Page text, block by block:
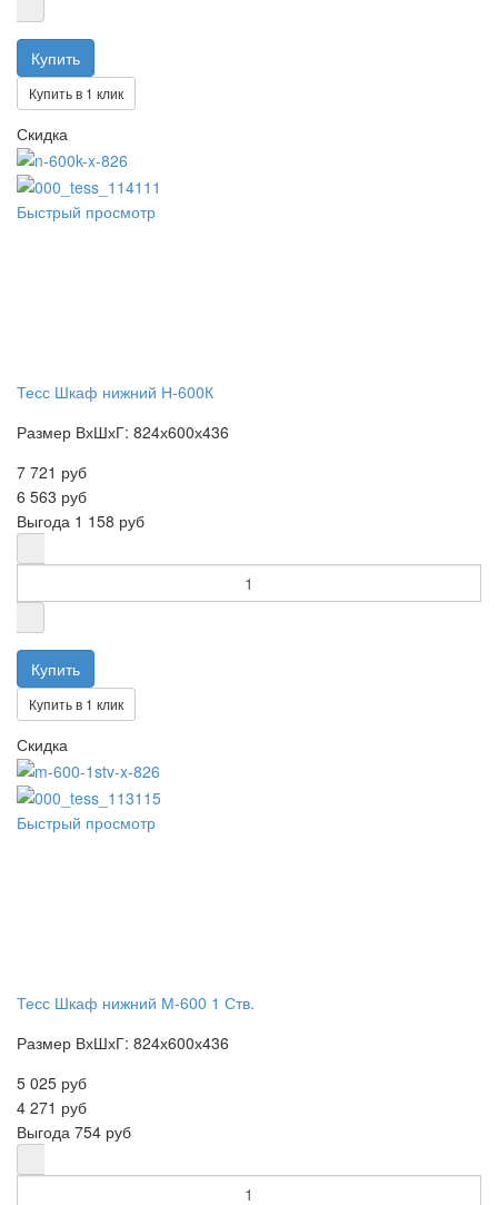
Купить в 1 клик
Скидка
Быстрый просмотр
Тесс Шкаф нижний Н-600К
Размер ВхШхГ: 824х600х436
7 721 руб
6 563 руб
Выгода 1 158 руб
Купить в 1 клик
Скидка
Быстрый просмотр
Тесс Шкаф нижний М-600 1 Ств.
Размер ВхШхГ: 824х600х436
5 025 руб
4 271 руб
Выгода 754 руб